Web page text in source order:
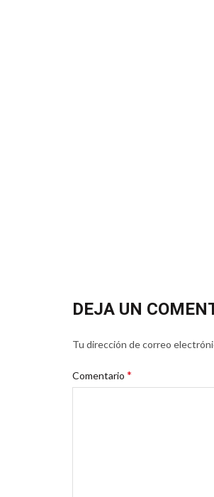
DEJA UN
Tu dirección de correo
Comentario *